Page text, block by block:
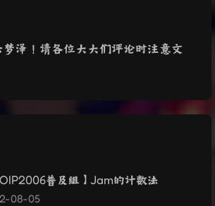
泽！请各位大大们评论时注意文
普及组】Jam的计数法
08-05